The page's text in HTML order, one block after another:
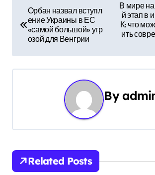
и
ц
и
я
Орбан назвал вступл
ение Украины в ЕС
«самой большой» угр
озой для Венгрии
В мире
й этап в
К: что
ить
By
Related Posts